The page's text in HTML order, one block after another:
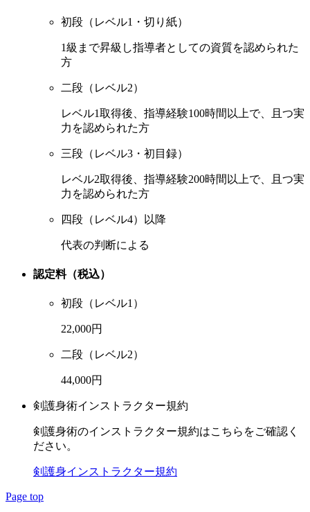
初段（レベル1・切り紙）
1級まで昇級し指導者としての資質を認められた
方
二段（レベル2）
レベル1取得後、指導経験100時間以上で、且つ実
力を認められた方
三段（レベル3・初目録）
レベル2取得後、指導経験200時間以上で、且つ実
力を認められた方
四段（レベル4）以降
代表の判断による
認定料（税込）
初段（レベル1）
22,000円
二段（レベル2）
44,000円
剣護身術インストラクター規約
剣護身術のインストラクター規約はこちらをご確認く
ださい。
剣護身インストラクター規約
Page top